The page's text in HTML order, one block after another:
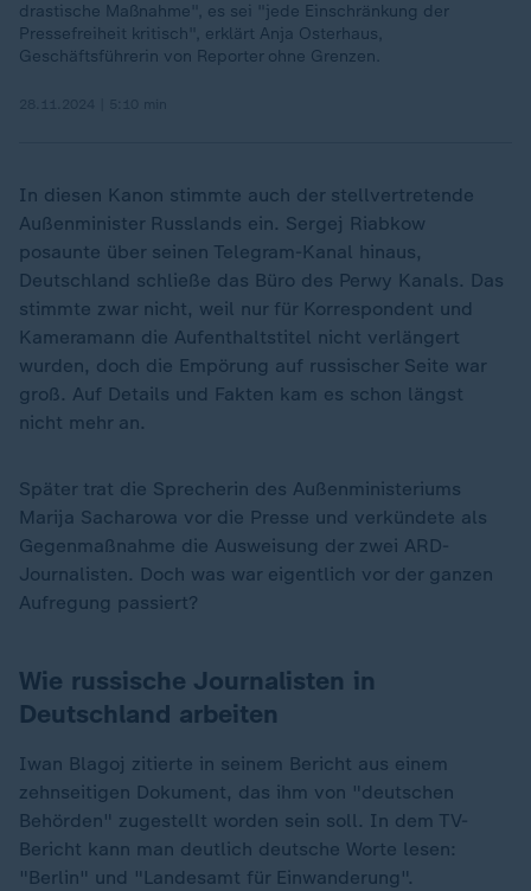
drastische Maßnahme", es sei "jede Einschränkung der
Pressefreiheit kritisch", erklärt Anja Osterhaus,
Geschäftsführerin von Reporter ohne Grenzen.
In diesen Kanon stimmte auch der stellvertretende
Außenminister Russlands ein. Sergej Riabkow
posaunte über seinen Telegram-Kanal hinaus,
Deutschland schließe das Büro des Perwy Kanals. Das
stimmte zwar nicht, weil nur für Korrespondent und
Kameramann die Aufenthaltstitel nicht verlängert
wurden, doch die Empörung auf russischer Seite war
groß. Auf Details und Fakten kam es schon längst
nicht mehr an.
Später trat die Sprecherin des Außenministeriums
Marija Sacharowa vor die Presse und verkündete als
Gegenmaßnahme die Ausweisung der zwei ARD-
Journalisten. Doch was war eigentlich vor der ganzen
Aufregung passiert?
Wie russische Journalisten in
Deutschland arbeiten
Iwan Blagoj zitierte in seinem Bericht aus einem
zehnseitigen Dokument, das ihm von "deutschen
Behörden" zugestellt worden sein soll. In dem TV-
Bericht kann man deutlich deutsche Worte lesen:
"Berlin" und "Landesamt für Einwanderung".